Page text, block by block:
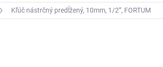
Kľúč nástrčný predĺžený, 10mm, 1/2”, FORTUM